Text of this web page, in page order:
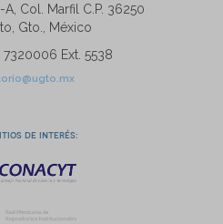
A, Col. Marfil C.P. 36250
Gto., México
7320006 Ext. 5538
de interés: